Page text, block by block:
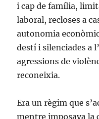
i cap de família,
laboral, recloses a
autonomia
destí i silenciades a
agressions de
reconeixia.
Era un règim que
mentre imposava la